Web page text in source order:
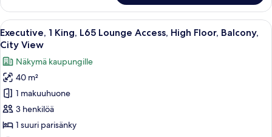
View
kuvat
Doubles,
L65
Lounge
Access,
High
Floor,
Balcony,
City
View
Avaa
kaikki
huonetyypin
Executive,
1
King,
L65
Lounge
Executive, 1 King, L65 Lounge
11
Executive, 1 King, L65 Lounge Access, High Floor, Balcony,
City View
Näkymä kaupungille
40 m²
1 makuuhuone
3 henkilöä
1 suuri parisänky